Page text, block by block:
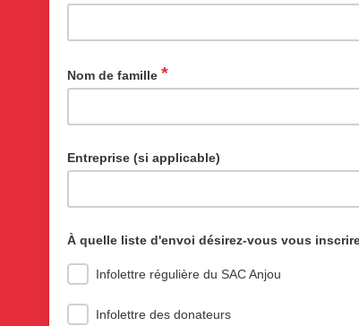
Nom de famille *
Entreprise (si applicable)
À quelle liste d'envoi désirez-vous vous
Infolettre régulière du SAC Anjou
Infolettre des donateurs